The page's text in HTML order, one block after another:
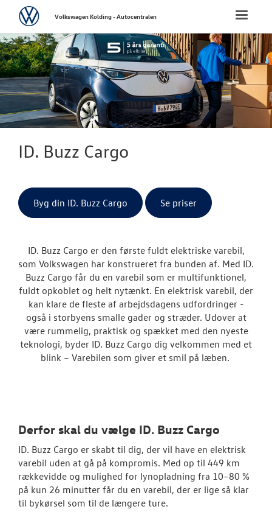
FORSIDE
NYE
NYE VAREBILER
Finansiering
ID. Buzz
Caddy Cargo
Vans
Crafter
Transporter
Book en
Byg din
Toggle
VolkswagenVolkswagen Kolding - Autocentralen
ID. Buzz Cargo
Byg din ID. Buzz Cargo Se priser
ID. Buzz Cargo er den første fuldt elektriske varebil,
som Volkswagen har konstrueret fra bunden af. Med ID.
Buzz Cargo får du en varebil som er multifunktionel,
fuldt opkoblet og helt nytænkt. En elektrisk varebil, der
kan klare de fleste af arbejdsdagens udfordringer -
også i storbyens smalle gader og stræder. Udover at
være rummelig, praktisk og spækket med den nyeste
teknologi, byder ID. Buzz Cargo dig velkommen med et
blink – Varebilen som giver et smil på læben.
Derfor skal du vælge ID. Buzz Cargo
ID. Buzz Cargo er skabt til dig, der vil have en elektrisk
varebil uden at gå på kompromis. Med op til 449 km
rækkevidde og mulighed for lynopladning fra 10–80 %
på kun 26 minutter får du en varebil, der er lige så klar
til bykørsel som til de længere ture.